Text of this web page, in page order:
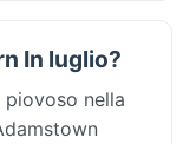
In luglio?
piovoso nella